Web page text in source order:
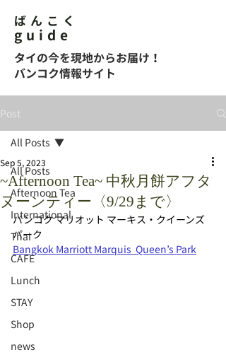
ばんこく
guide
タイの今を現地からお届け！
バンコク情報サイト
Post
All Posts
Afternoon Tea
International
Thai
CAFE
Lunch
STAY
Shop
news
All Posts
~Afternoon Tea~ 中秋月餅アフタ
ヌーンティー〈9/29まで〉
Sep 5, 2023
バンコク マリオット マーキス・クイーンズ
パーク
Bangkok Marriott Marquis  Queen’s Park